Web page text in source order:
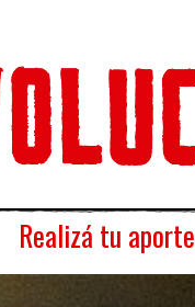
Realizá tu aporte